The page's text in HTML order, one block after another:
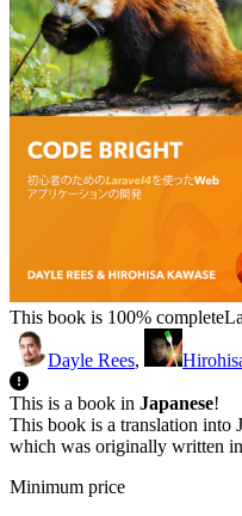
This book is 100% complete
Dayle Rees,
This is a book in Japanese!
This book is a translation into
which was originally written
Minimum price